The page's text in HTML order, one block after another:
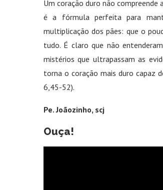
Um coração duro não compreende
é a fórmula perfeita para
multiplicação dos pães: que o
tudo. É claro que não
mistérios que ultrapassam as
torna o coração mais duro capaz
6,45-52).
Pe. Joãozinho, scj
Ouça!